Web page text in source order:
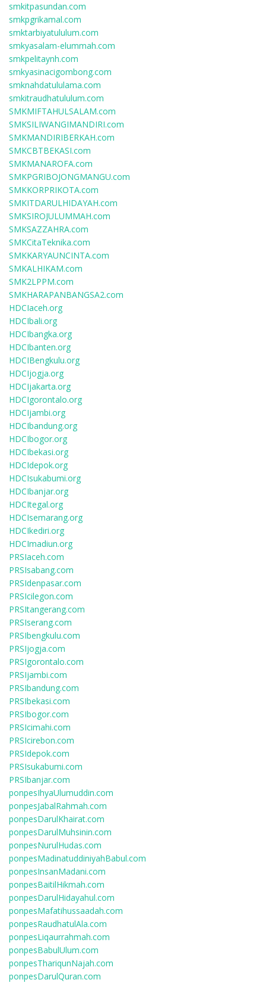
smkitpasundan.com
smkpgrikamal.com
smktarbiyatululum.com
smkyasalam-elummah.com
smkpelitaynh.com
smkyasinacigombong.com
smknahdatululama.com
smkitraudhatululum.com
SMKMIFTAHULSALAM.com
SMKSILIWANGIMANDIRI.com
SMKMANDIRIBERKAH.com
SMKCBTBEKASI.com
SMKMANAROFA.com
SMKPGRIBOJONGMANGU.com
SMKKORPRIKOTA.com
SMKITDARULHIDAYAH.com
SMKSIROJULUMMAH.com
SMKSAZZAHRA.com
SMKCitaTeknika.com
SMKKARYAUNCINTA.com
SMKALHIKAM.com
SMK2LPPM.com
SMKHARAPANBANGSA2.com
HDCIaceh.org
HDCIbali.org
HDCIbangka.org
HDCIbanten.org
HDCIBengkulu.org
HDCIjogja.org
HDCIjakarta.org
HDCIgorontalo.org
HDCIjambi.org
HDCIbandung.org
HDCIbogor.org
HDCIbekasi.org
HDCIdepok.org
HDCIsukabumi.org
HDCIbanjar.org
HDCItegal.org
HDCIsemarang.org
HDCIkediri.org
HDCImadiun.org
PRSIaceh.com
PRSIsabang.com
PRSIdenpasar.com
PRSIcilegon.com
PRSItangerang.com
PRSIserang.com
PRSIbengkulu.com
PRSIjogja.com
PRSIgorontalo.com
PRSIjambi.com
PRSIbandung.com
PRSIbekasi.com
PRSIbogor.com
PRSIcimahi.com
PRSIcirebon.com
PRSIdepok.com
PRSIsukabumi.com
PRSIbanjar.com
ponpesIhyaUlumuddin.com
ponpesJabalRahmah.com
ponpesDarulKhairat.com
ponpesDarulMuhsinin.com
ponpesNurulHudas.com
ponpesMadinatuddiniyahBabul.com
ponpesInsanMadani.com
ponpesBaitilHikmah.com
ponpesDarulHidayahul.com
ponpesMafatihussaadah.com
ponpesRaudhatulAla.com
ponpesLiqaurrahmah.com
ponpesBabulUlum.com
ponpesThariqunNajah.com
ponpesDarulQuran.com